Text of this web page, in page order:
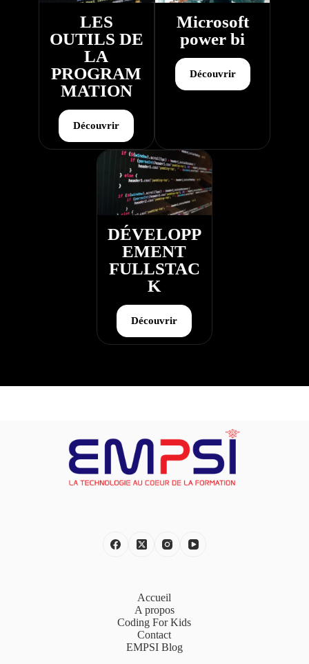
LES
OUTILS DE
LA
PROGRAM
MATION
Découvrir
Microsoft
power bi
Découvrir
DÉVELOPP
EMENT
FULLSTAC
K
Découvrir
Accueil
A propos
Coding For Kids
Contact
EMPSI Blog